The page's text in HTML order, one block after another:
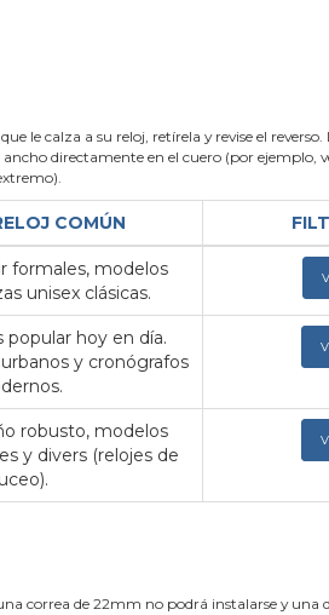
le calza a su reloj, retírela y revise el
directamente en el cuero (por ejemplo,
COMÚN
formales, modelos
unisex clásicas.
popular hoy en día.
y cronógrafos
robusto, modelos
y divers (relojes de
correa de 22mm no podrá instalarse y una